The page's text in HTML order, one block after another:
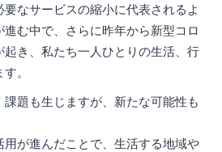
なサービスの縮小に代表されるよ
む中で、さらに昨年から新型コロ
き、私たち一人ひとりの生活、行
。
題も生じますが、新たな可能性も
が進んだことで、生活する地域や